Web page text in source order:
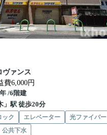
ヴァンス
費6,000円
/6階建
」駅 徒歩20分
ック エレベーター
光ファイバー
公共下水